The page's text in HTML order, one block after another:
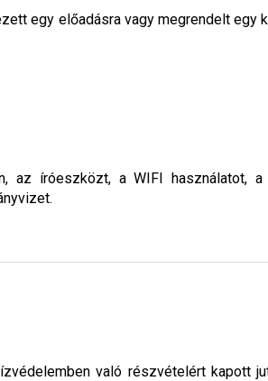
egy előadásra vagy megrendelt egy
az íróeszközt, a WIFI használatot,
való részvételért kapott